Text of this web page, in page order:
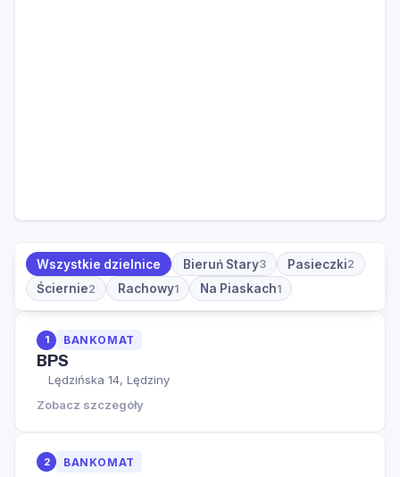
Wszystkie dzielnice Bieruń Stary3 Pasieczki2
Ściernie2 Rachowy1 Na Piaskach1
1 BANKOMAT
BPS
Lędzińska 14, Lędziny
Zobacz szczegóły
2 BANKOMAT